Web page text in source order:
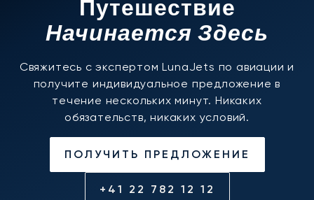
Путешествие
Начинается Здесь
Свяжитесь с экспертом LunaJets по авиации и
получите индивидуальное предложение в
течение нескольких минут. Никаких
обязательств, никаких условий.
ПОЛУЧИТЬ ПРЕДЛОЖЕНИЕ
+41 22 782 12 12